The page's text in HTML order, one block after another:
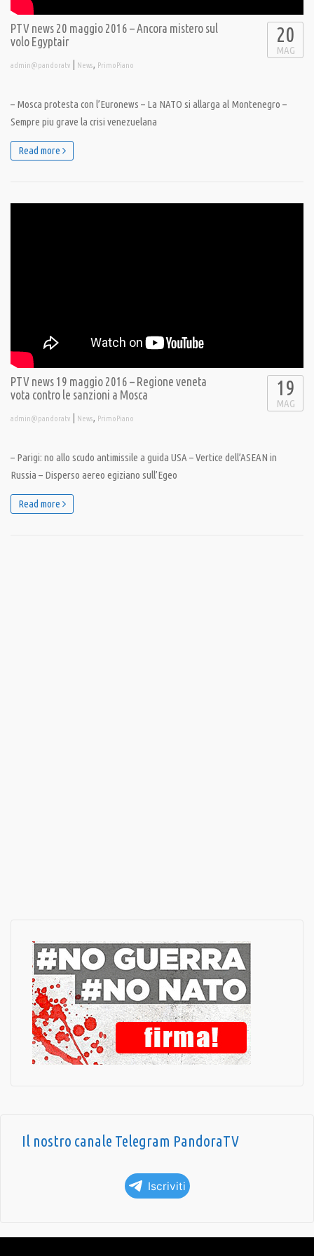
PTV news 20 maggio 2016 – Ancora mistero sul
volo Egyptair
admin@pandoratv | News, PrimoPiano
20
MAG
– Mosca protesta con l’Euronews – La NATO si allarga al Montenegro –
Sempre piu grave la crisi venezuelana
Read more
PTV news 19 maggio 2016 – Regione veneta
vota contro le sanzioni a Mosca
admin@pandoratv | News, PrimoPiano
19
MAG
– Parigi: no allo scudo antimissile a guida USA – Vertice dell’ASEAN in
Russia – Disperso aereo egiziano sull’Egeo
Read more
Il nostro canale Telegram PandoraTV
Iscriviti